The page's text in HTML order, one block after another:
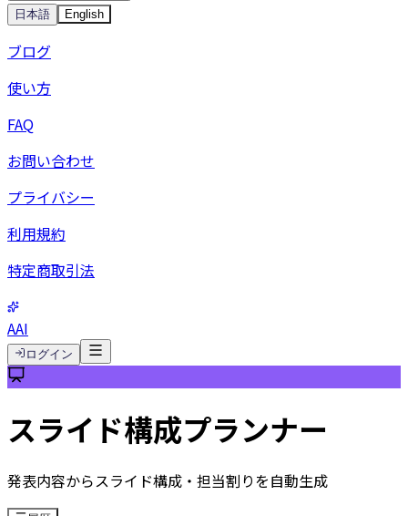
日本語
English
ブログ
使い方
FAQ
お問い合わせ
プライバシー
利用規約
特定商取引法
AAI
ログイン
スライド構成プランナー
発表内容からスライド構成・担当割りを自動生成